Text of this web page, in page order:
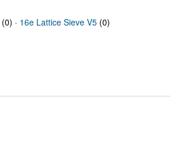
(0) · 16e Lattice Sieve V5 (0)